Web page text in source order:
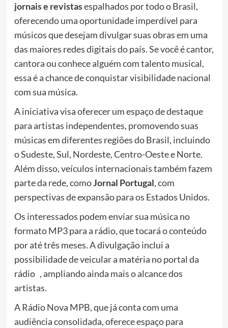
jornais e revistasespalhados por todo o Brasil,
oferecendo uma oportunidade imperdível para
músicos que desejam divulgar suas obras em uma
das maiores redes digitais do país. Se você é cantor,
cantora ou conhece alguém com talento musical,
essa é a chance de conquistar visibilidade nacional
com sua música.
A iniciativa visa oferecer um espaço de destaque
para artistas independentes, promovendo suas
músicas em diferentes regiões do Brasil, incluindo
o Sudeste, Sul, Nordeste, Centro-Oeste e Norte.
Além disso, veículos internacionais também fazem
parte da rede, comoJornal Portugal, com
perspectivas de expansão para os Estados Unidos.
Os interessados podem enviar sua música no
formato MP3 para a rádio, que tocará o conteúdo
por até três meses. A divulgação inclui a
possibilidade de veicular a matéria no portal da
rádio , ampliando ainda mais o alcance dos
artistas.
A Rádio Nova MPB, que já conta com uma
audiência consolidada, oferece espaço para